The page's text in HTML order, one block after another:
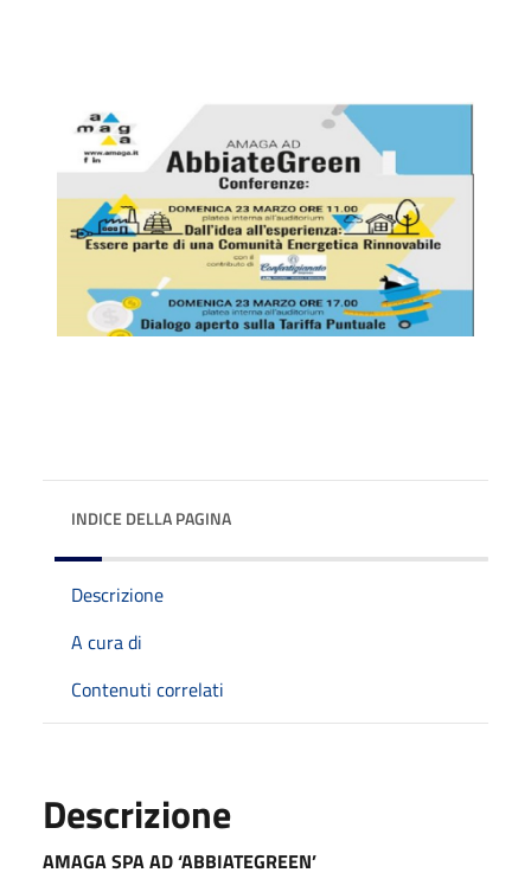
INDICE DELLA PAGINA
Descrizione
A cura di
Contenuti correlati
Descrizione
AMAGA SPA AD ‘ABBIATEGREEN’